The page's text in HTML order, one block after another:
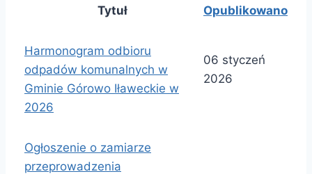
Tytuł Opublikowano
Harmonogram odbioru
odpadów komunalnych w
Gminie Górowo Iławeckie w
2026
06 styczeń
2026
Ogłoszenie o zamiarze
przeprowadzenia